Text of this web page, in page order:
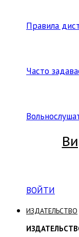
Правила
Часто
ВОЙТИ
ИЗДАТЕЛЬСТВО